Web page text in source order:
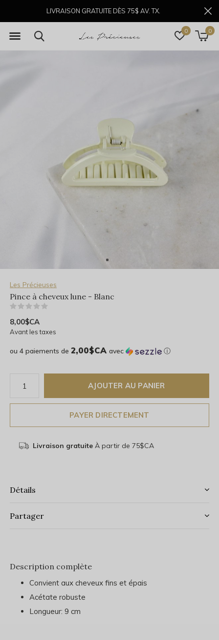
0 0
LIVRAISON GRATUITE DÈS 75$ AV. TX.
Les Précieuses
Pince à cheveux lune - Blanc
8,00$CA
Avant les taxes
ou 4 paiements de 2,00$CA avec ⓘ
AJOUTER AU PANIER
PAYER DIRECTEMENT
Livraison gratuiteÀ partir de 75$CA
Détails
Partager
Description complète
Convient aux cheveux fins et épais
Acétate robuste
Longueur: 9 cm